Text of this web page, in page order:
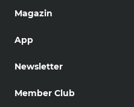
Magazin
App
Newsletter
Member Club